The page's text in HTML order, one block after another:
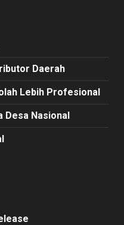
Daerah
Lebih Profesional
Desa Nasional